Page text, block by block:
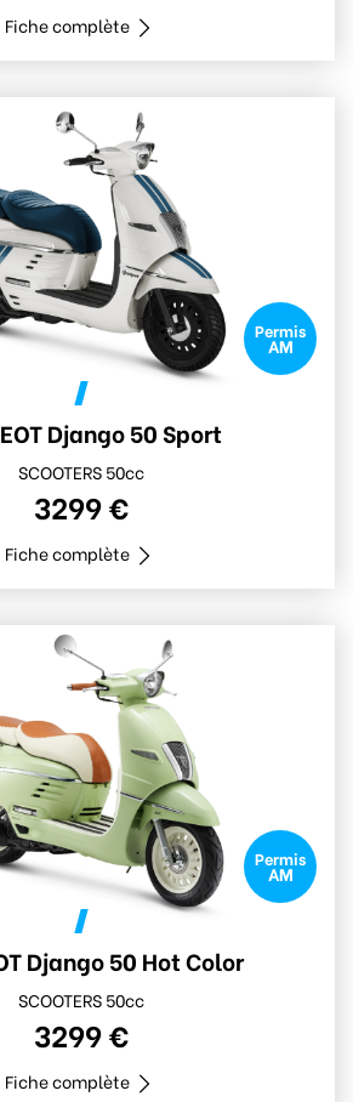
Fiche complète
Permis
AM
Django 50 Sport
SCOOTERS 50cc
3299 €
Fiche complète
Permis
AM
Django 50 Hot Color
SCOOTERS 50cc
3299 €
Fiche complète